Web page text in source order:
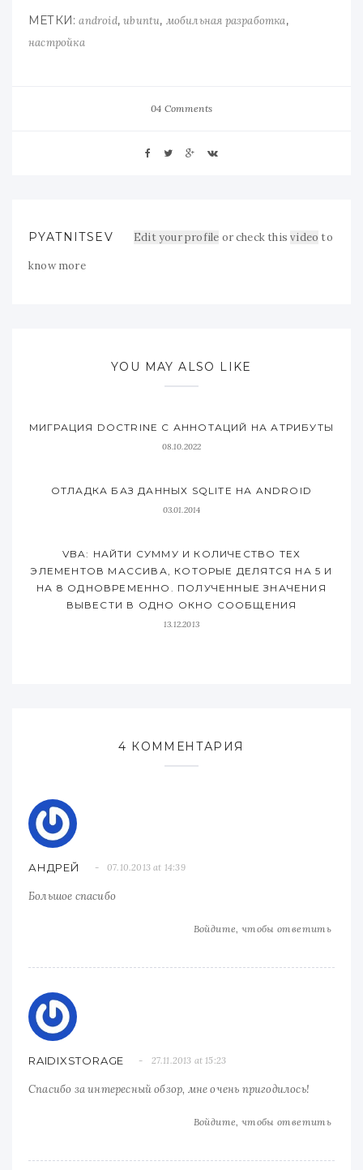
МЕТКИ:android,ubuntu, мобильная разработка,
настройка
04 Comments
PYATNITSEV Edit your profile or check thisvideo to
know more
YOU MAY ALSO LIKE
МИГРАЦИЯ DOCTRINE С АННОТАЦИЙ НА АТРИБУТЫ
08.10.2022
ОТЛАДКА БАЗ ДАННЫХ SQLITE НА ANDROID
03.01.2014
VBA: НАЙТИ СУММУ И КОЛИЧЕСТВО ТЕХ
ЭЛЕМЕНТОВ МАССИВА, КОТОРЫЕ ДЕЛЯТСЯ НА 5 И
НА 8 ОДНОВРЕМЕННО. ПОЛУЧЕННЫЕ ЗНАЧЕНИЯ
ВЫВЕСТИ В ОДНО ОКНО СООБЩЕНИЯ
13.12.2013
4 КОММЕНТАРИЯ
АНДРЕЙ 07.10.2013 at 14:39
Большое спасибо
Войдите, чтобы ответить
RAIDIXSTORAGE 27.11.2013 at 15:23
Спасибо за интересный обзор, мне очень пригодилось!
Войдите, чтобы ответить